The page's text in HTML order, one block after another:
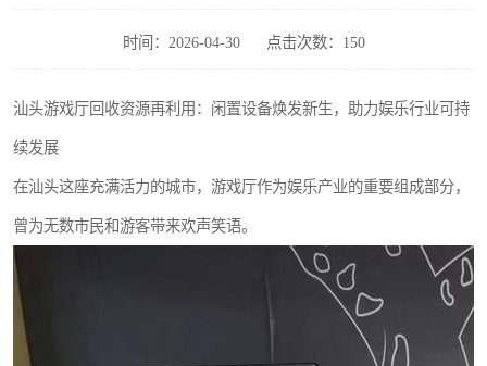
时间：2026-04-30 点击次数：150
汕头游戏厅回收资源再利用：闲置设备焕发新生，助力娱乐行业可持
续发展
在汕头这座充满活力的城市，游戏厅作为娱乐产业的重要组成部分，
曾为无数市民和游客带来欢声笑语。
游戏厅回收